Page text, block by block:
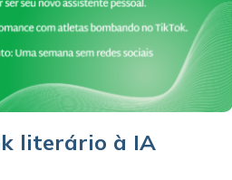
literário à IA